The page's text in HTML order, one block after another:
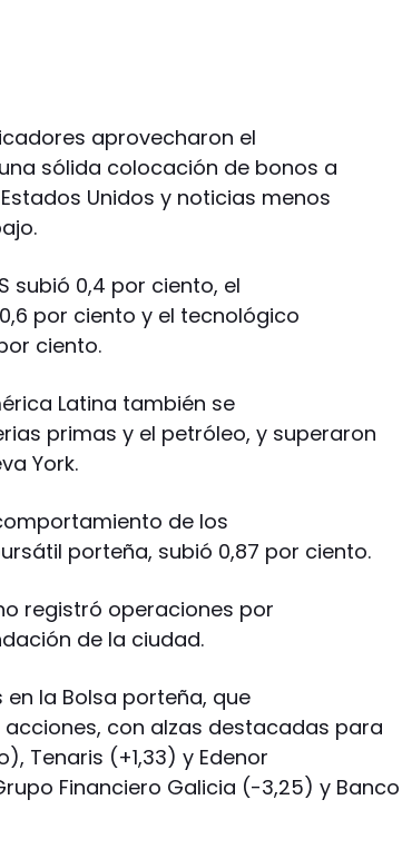
aprovecharon el
sólida colocación de bonos a
Unidos y noticias menos
subió 0,4 por ciento, el
por ciento y el tecnológico
ciento.
Latina también se
primas y el petróleo, y superaron
York.
de los
porteña, subió 0,87 por ciento.
registró operaciones por
de la ciudad.
en la Bolsa porteña, que
con alzas destacadas para
Tenaris (+1,33) y Edenor
Financiero Galicia (-3,25) y Banco